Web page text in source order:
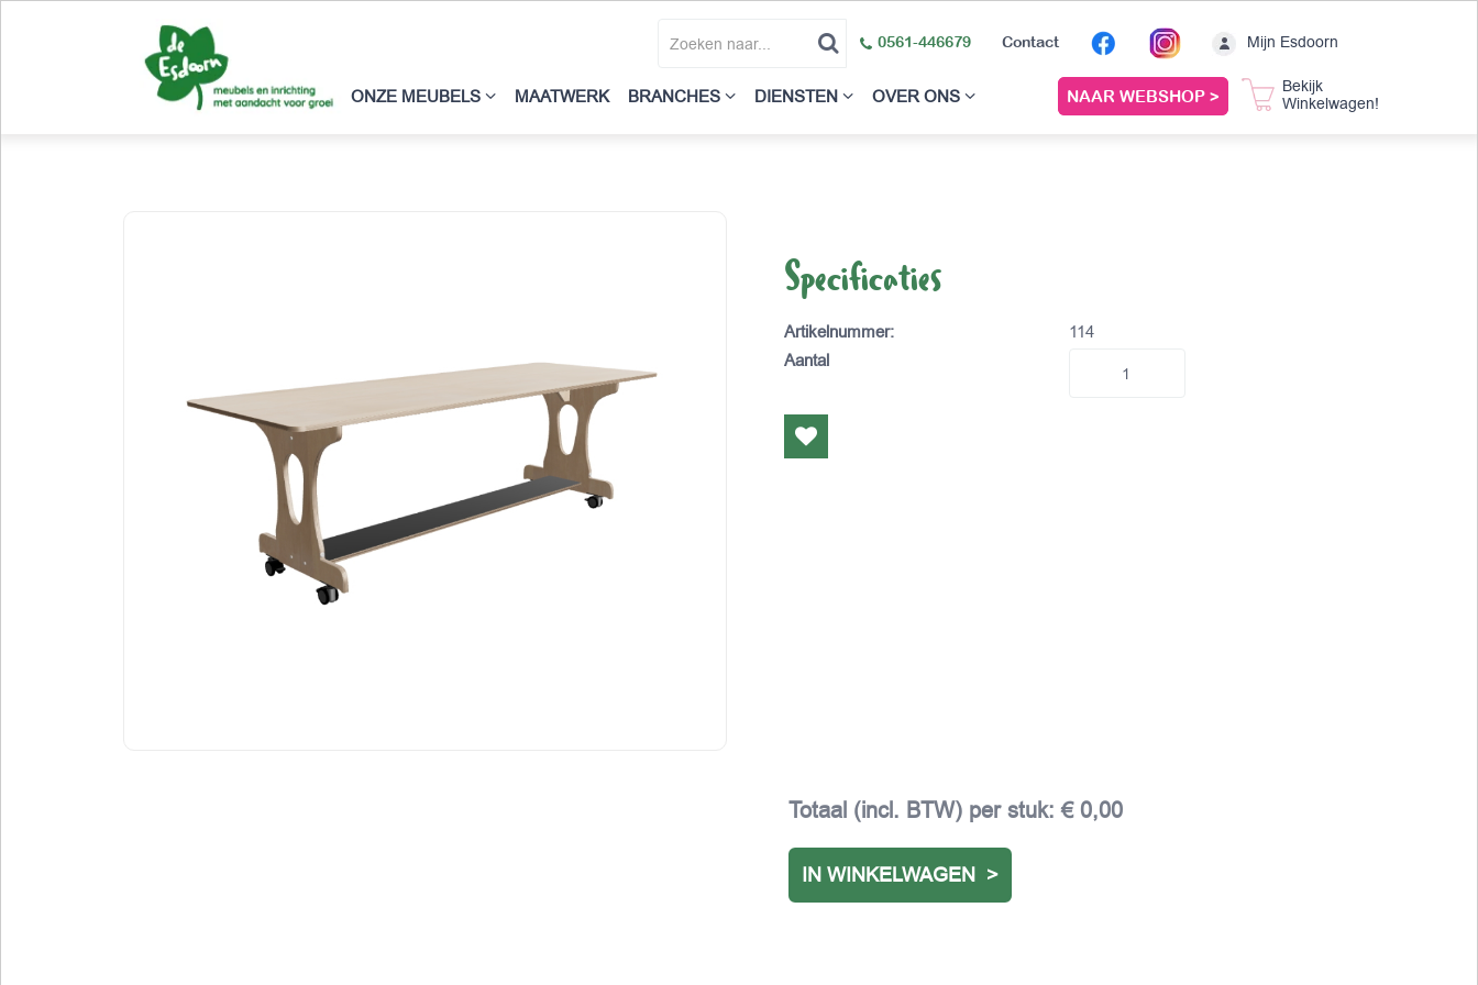
0561-446679 Contact Mijn Esdoorn
ONZE MEUBELS MAATWERK BRANCHES DIENSTEN OVER ONS NAAR WEBSHOP >
Bekijk
Winkelwagen!
Specificaties
Artikelnummer:
114
Aantal
Totaal (incl. BTW) per stuk:€ 0,00
IN WINKELWAGEN >